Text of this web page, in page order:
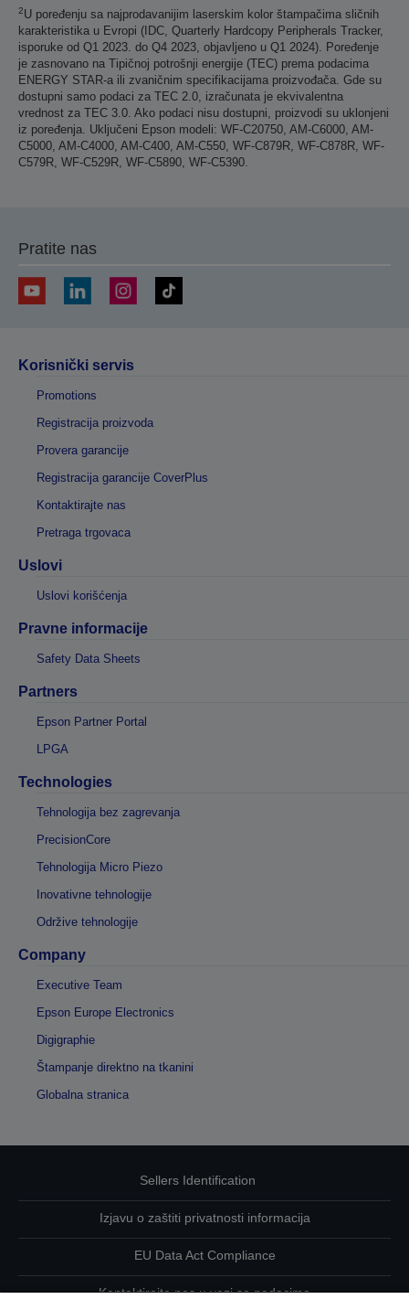
2U poređenju sa najprodavanijim laserskim kolor štampačima sličnih
karakteristika u Evropi (IDC, Quarterly Hardcopy Peripherals Tracker,
isporuke od Q1 2023. do Q4 2023, objavljeno u Q1 2024). Poređenje
je zasnovano na Tipičnoj potrošnji energije (TEC) prema podacima
ENERGY STAR-a ili zvaničnim specifikacijama proizvođača. Gde su
dostupni samo podaci za TEC 2.0, izračunata je ekvivalentna
vrednost za TEC 3.0. Ako podaci nisu dostupni, proizvodi su uklonjeni
iz poređenja. Uključeni Epson modeli: WF-C20750, AM-C6000, AM-
C5000, AM-C4000, AM-C400, AM-C550, WF-C879R, WF-C878R, WF-
C579R, WF-C529R, WF-C5890, WF-C5390.
Pratite nas
Korisnički servis
Promotions
Registracija proizvoda
Provera garancije
Registracija garancije CoverPlus
Kontaktirajte nas
Pretraga trgovaca
Uslovi
Uslovi korišćenja
Pravne informacije
Safety Data Sheets
Partners
Epson Partner Portal
LPGA
Technologies
Tehnologija bez zagrevanja
PrecisionCore
Tehnologija Micro Piezo
Inovativne tehnologije
Održive tehnologije
Company
Executive Team
Epson Europe Electronics
Digigraphie
Štampanje direktno na tkanini
Globalna stranica
Sellers Identification
Izjavu o zaštiti privatnosti informacija
EU Data Act Compliance
Kontaktirajte nas u vezi sa podacima